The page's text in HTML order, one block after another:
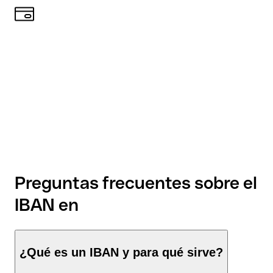
Preguntas frecuentes sobre el
IBAN en
¿Qué es un IBAN y para qué sirve?